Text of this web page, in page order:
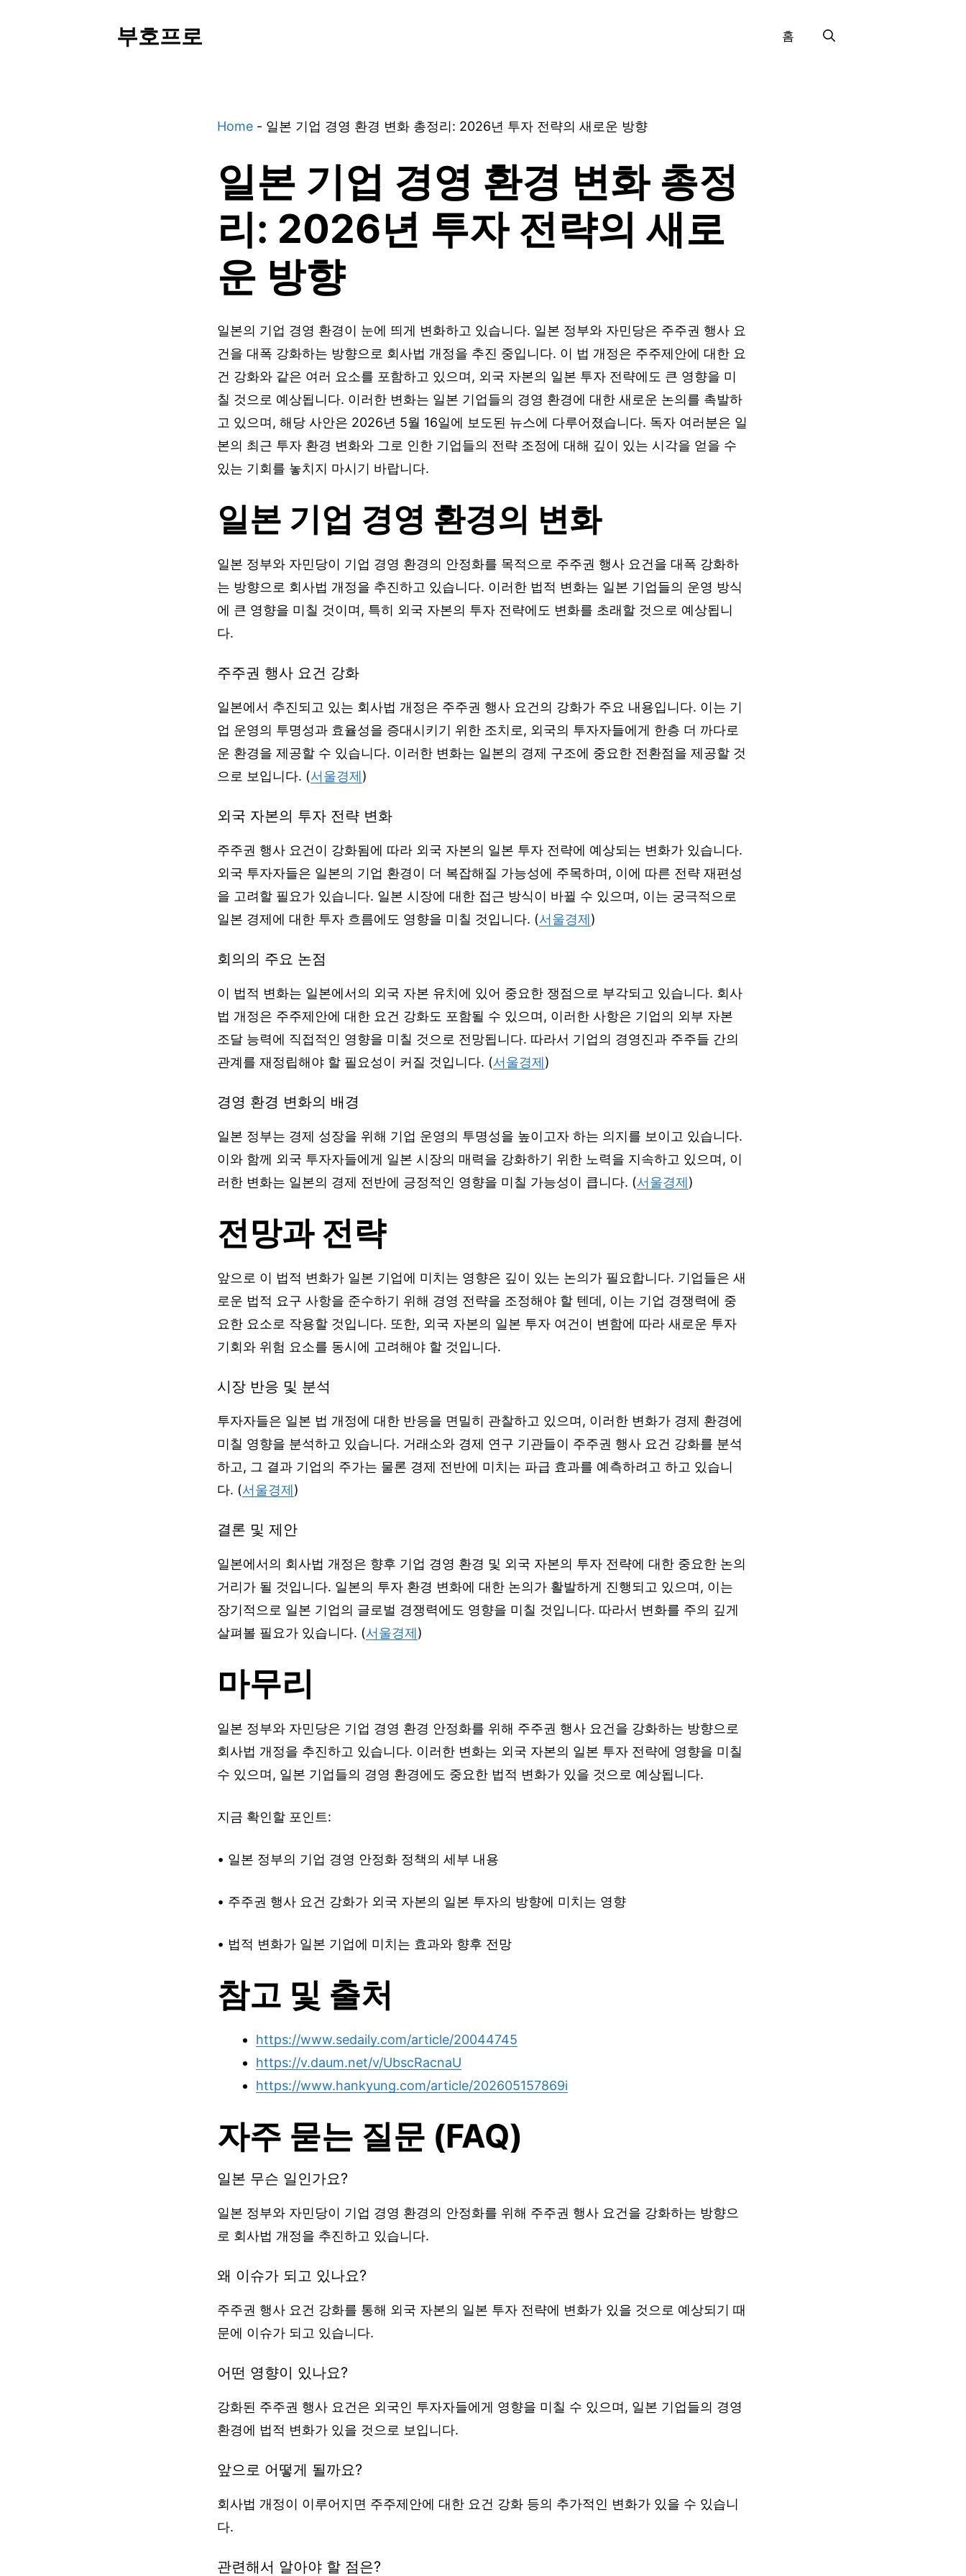
부호프로 홈
Home - 일본 기업 경영 환경 변화 총정리: 2026년 투자 전략의 새로운 방향
일본 기업 경영 환경 변화 총정
리: 2026년 투자 전략의 새로
운 방향
일본의 기업 경영 환경이 눈에 띄게 변화하고 있습니다. 일본 정부와 자민당은 주주권 행사 요
건을 대폭 강화하는 방향으로 회사법 개정을 추진 중입니다. 이 법 개정은 주주제안에 대한 요
건 강화와 같은 여러 요소를 포함하고 있으며, 외국 자본의 일본 투자 전략에도 큰 영향을 미
칠 것으로 예상됩니다. 이러한 변화는 일본 기업들의 경영 환경에 대한 새로운 논의를 촉발하
고 있으며, 해당 사안은 2026년 5월 16일에 보도된 뉴스에 다루어졌습니다. 독자 여러분은 일
본의 최근 투자 환경 변화와 그로 인한 기업들의 전략 조정에 대해 깊이 있는 시각을 얻을 수
있는 기회를 놓치지 마시기 바랍니다.
일본 기업 경영 환경의 변화
일본 정부와 자민당이 기업 경영 환경의 안정화를 목적으로 주주권 행사 요건을 대폭 강화하
는 방향으로 회사법 개정을 추진하고 있습니다. 이러한 법적 변화는 일본 기업들의 운영 방식
에 큰 영향을 미칠 것이며, 특히 외국 자본의 투자 전략에도 변화를 초래할 것으로 예상됩니
다.
주주권 행사 요건 강화
일본에서 추진되고 있는 회사법 개정은 주주권 행사 요건의 강화가 주요 내용입니다. 이는 기
업 운영의 투명성과 효율성을 증대시키기 위한 조치로, 외국의 투자자들에게 한층 더 까다로
운 환경을 제공할 수 있습니다. 이러한 변화는 일본의 경제 구조에 중요한 전환점을 제공할 것
으로 보입니다. (서울경제)
외국 자본의 투자 전략 변화
주주권 행사 요건이 강화됨에 따라 외국 자본의 일본 투자 전략에 예상되는 변화가 있습니다.
외국 투자자들은 일본의 기업 환경이 더 복잡해질 가능성에 주목하며, 이에 따른 전략 재편성
을 고려할 필요가 있습니다. 일본 시장에 대한 접근 방식이 바뀔 수 있으며, 이는 궁극적으로
일본 경제에 대한 투자 흐름에도 영향을 미칠 것입니다. (서울경제)
회의의 주요 논점
이 법적 변화는 일본에서의 외국 자본 유치에 있어 중요한 쟁점으로 부각되고 있습니다. 회사
법 개정은 주주제안에 대한 요건 강화도 포함될 수 있으며, 이러한 사항은 기업의 외부 자본
조달 능력에 직접적인 영향을 미칠 것으로 전망됩니다. 따라서 기업의 경영진과 주주들 간의
관계를 재정립해야 할 필요성이 커질 것입니다. (서울경제)
경영 환경 변화의 배경
일본 정부는 경제 성장을 위해 기업 운영의 투명성을 높이고자 하는 의지를 보이고 있습니다.
이와 함께 외국 투자자들에게 일본 시장의 매력을 강화하기 위한 노력을 지속하고 있으며, 이
러한 변화는 일본의 경제 전반에 긍정적인 영향을 미칠 가능성이 큽니다. (서울경제)
전망과 전략
앞으로 이 법적 변화가 일본 기업에 미치는 영향은 깊이 있는 논의가 필요합니다. 기업들은 새
로운 법적 요구 사항을 준수하기 위해 경영 전략을 조정해야 할 텐데, 이는 기업 경쟁력에 중
요한 요소로 작용할 것입니다. 또한, 외국 자본의 일본 투자 여건이 변함에 따라 새로운 투자
기회와 위험 요소를 동시에 고려해야 할 것입니다.
시장 반응 및 분석
투자자들은 일본 법 개정에 대한 반응을 면밀히 관찰하고 있으며, 이러한 변화가 경제 환경에
미칠 영향을 분석하고 있습니다. 거래소와 경제 연구 기관들이 주주권 행사 요건 강화를 분석
하고, 그 결과 기업의 주가는 물론 경제 전반에 미치는 파급 효과를 예측하려고 하고 있습니
다. (서울경제)
결론 및 제안
일본에서의 회사법 개정은 향후 기업 경영 환경 및 외국 자본의 투자 전략에 대한 중요한 논의
거리가 될 것입니다. 일본의 투자 환경 변화에 대한 논의가 활발하게 진행되고 있으며, 이는
장기적으로 일본 기업의 글로벌 경쟁력에도 영향을 미칠 것입니다. 따라서 변화를 주의 깊게
살펴볼 필요가 있습니다. (서울경제)
마무리
일본 정부와 자민당은 기업 경영 환경 안정화를 위해 주주권 행사 요건을 강화하는 방향으로
회사법 개정을 추진하고 있습니다. 이러한 변화는 외국 자본의 일본 투자 전략에 영향을 미칠
수 있으며, 일본 기업들의 경영 환경에도 중요한 법적 변화가 있을 것으로 예상됩니다.
지금 확인할 포인트:
• 일본 정부의 기업 경영 안정화 정책의 세부 내용
• 주주권 행사 요건 강화가 외국 자본의 일본 투자의 방향에 미치는 영향
• 법적 변화가 일본 기업에 미치는 효과와 향후 전망
참고 및 출처
https://www.sedaily.com/article/20044745
https://v.daum.net/v/UbscRacnaU
https://www.hankyung.com/article/202605157869i
자주 묻는 질문 (FAQ)
일본 무슨 일인가요?
일본 정부와 자민당이 기업 경영 환경의 안정화를 위해 주주권 행사 요건을 강화하는 방향으
로 회사법 개정을 추진하고 있습니다.
왜 이슈가 되고 있나요?
주주권 행사 요건 강화를 통해 외국 자본의 일본 투자 전략에 변화가 있을 것으로 예상되기 때
문에 이슈가 되고 있습니다.
어떤 영향이 있나요?
강화된 주주권 행사 요건은 외국인 투자자들에게 영향을 미칠 수 있으며, 일본 기업들의 경영
환경에 법적 변화가 있을 것으로 보입니다.
앞으로 어떻게 될까요?
회사법 개정이 이루어지면 주주제안에 대한 요건 강화 등의 추가적인 변화가 있을 수 있습니
다.
관련해서 알아야 할 점은?